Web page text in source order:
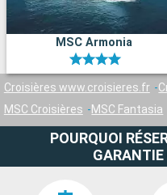
MSC Armonia
Croisières www.croisieres.fr
MSC Croisières
MSC Fantasia
POURQUOI
GARANTIE